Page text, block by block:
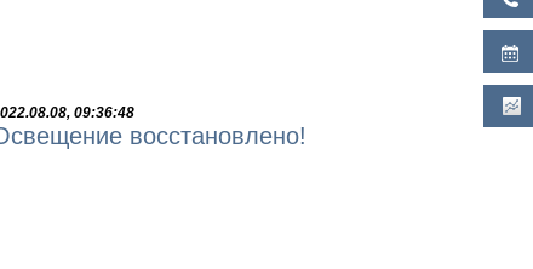
09:36:48
восстановлено!